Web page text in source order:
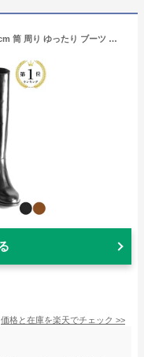
【在庫限り】ロング ブーツ 筒 周り 40cm 筒 周り ゆったり ブーツ ロング ふくらはぎ ゆったり ブーツ 履き口 ゆったり ブーツ スウェード ブーツ スエード レザー レディース 本革 ゴム ストレッチブーツ サイドファスナー ジップ 歩きやすい 疲れない 大きいサイズ
価格と在庫を楽天でチェック >>